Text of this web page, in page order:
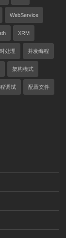
WebService
XRM
处理 并发编程
架构模式
调试 配置文件